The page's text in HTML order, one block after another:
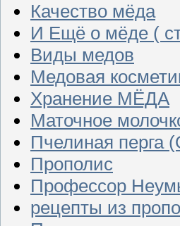
Качество мёда
И Ещё о мёде (
Виды медов
Медовая
Хранение МЁДА
Маточное
Пчелиная перга
Прополис
Профессор
рецепты из